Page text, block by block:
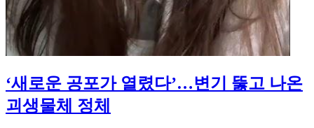
‘새로운 공포가 열렸다’…변기 뚫고 나온
괴생물체 정체